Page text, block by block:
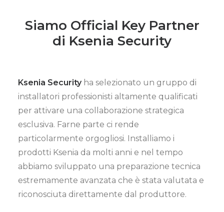
Siamo Official Key Partner
di Ksenia Security
Ksenia Securityha selezionato un gruppo di
installatori professionisti altamente qualificati
per attivare una collaborazione strategica
esclusiva. Farne parte ci rende
particolarmente orgogliosi. Installiamo i
prodotti Ksenia da molti anni e nel tempo
abbiamo sviluppato una preparazione tecnica
estremamente avanzata che è stata valutata e
riconosciuta direttamente dal produttore.